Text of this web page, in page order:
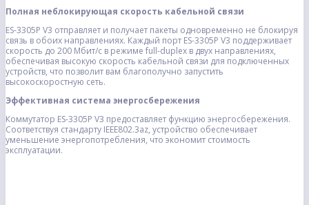
Полная неблокирующая скорость кабельной связи
ES-3305P V3 отправляет и получает пакеты одновременно не блокируя
связь в обоих направлениях. Каждый порт ES-3305P V3 поддерживает
скорость до 200 Мбит/с в режиме full-duplex в двух направлениях,
обеспечивая высокую скорость кабельной связи для подключенных
устройств, что позволит вам благополучно запустить
высокоскоростную сеть.
Эффективная система энергосбережения
Коммутатор ES-3305P V3 предоставляет функцию энергосбережения.
Соответствуя стандарту IEEE802.3az, устройство обеспечивает
уменьшение энергопотребления, что экономит стоимость
эксплуатации.